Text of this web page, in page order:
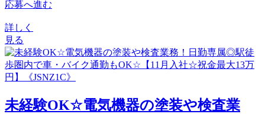
応募へ進む
詳しく
見る
未経験OK☆電気機器の塗装や検査業